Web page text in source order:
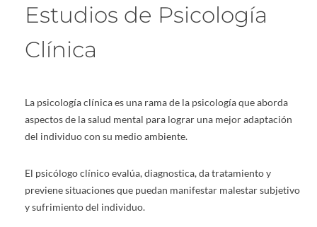
Estudios de Psicología
Clínica
La psicología clínica es una rama de la psicología que aborda
aspectos de la salud mental para lograr una mejor adaptación
del individuo con su medio ambiente.
El psicólogo clínico evalúa, diagnostica, da tratamiento y
previene situaciones que puedan manifestar malestar subjetivo
y sufrimiento del individuo.